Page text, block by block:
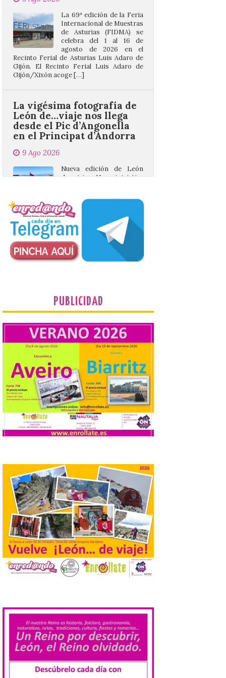
agosto de 2026 en el
Recinto Ferial de Asturias Luis Adaro de
Gijón. El Recinto Ferial Luis Adaro de
Gijón/Xixón acoge […]
La vigésima fotografía de
León de…viaje nos llega
en el Principat d’Andorra
9 Ago 2026
Nueva edición de León
de…viaje. Una iniciativa
Enróllate, la Asociación
Conceyu País Llionés y el Diario de
nos envía la vigésima fotografía de […]
Concierto del Iberia
Marimba Ensemble en la
Plaza del Ayuntamiento de
Ponferrada
Iberia Marimba es un es
un encuentro
internacional que se
celebra en el mes de
agosto en la localidad
gallega de Merza, dedicado a la marimba y
la música de cámara. La Plaza del
Ayuntamiento de Ponferrada acogerá
este domingo, […]
MADO Madrid Orgullo
2026 vuelve a situarse
como uno de los
principales motores
económicos y turísticos de
9 Ago 2026
El gasto total aumentó un
1,4 % respecto al año
pasado y un 4,6 % frente a
un periodo estándar. Por
categorías, el alojamiento
turístico concentró la mayor parte del
gasto, con un 25,9 % del total, seguido por
restauración […]
La Feria del Motor abre
sus puertas en el Colegio
9 Ago 2026
La muestra presenta
alrededor de una treintena
de motocicletas,
procedentes tanto de
colecciones particulares
PUBLICIDAD